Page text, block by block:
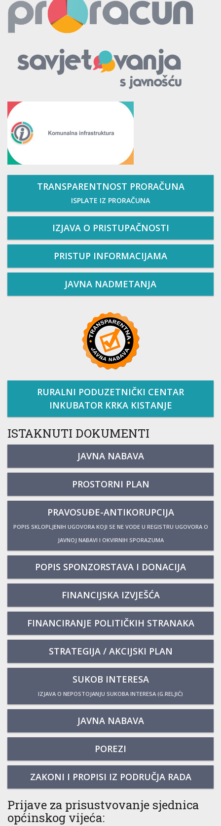
TRANSPARENTNOST PRORAČUNA
ISPLATE IZ PRORAČUNA
IZJAVA O PRISTUPAČNOSTI
PRISTUP INFORMACIJAMA
JAVNA NADMETANJA
RURALNI PODUZETNIČKI CENTAR
INKUBATOR KRKA KISTANJE
ISTAKNUTI DOKUMENTI
JAVNA NABAVA
PROSTORNI PLAN
PRAVOSUĐE-ANTIKORUPCIJA
POPIS SKLOPLJENIH UGOVORA KOJI SE NE VODE U REGISTRU UGOVORA O
JAVNOJ NABAVI I OKVIRNIH SPORAZUMA
POPIS SPONZORSTAVA I DONACIJA
FINANCIJSKA IZVJEŠĆA
FINANCIRANJE POLITIČKIH STRANAKA
STRATEGIJA / AKCIJSKI PLAN
SUKOB INTERESA
IZJAVA O NEPOSTOJANJU SUKOBA INTERESA (G.RELJIĆ)
JAVNA NABAVA
POREZI
ZAKONI I PROPISI IZ PODRUČJA RADA
Prijave za prisustvovanje sjednica
općinskog vijeća: